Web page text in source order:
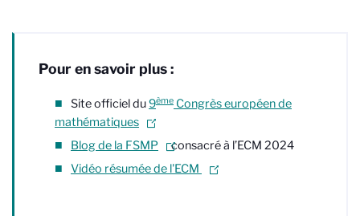
Pour en savoir plus :
Site officiel du9ème Congrès européen de
mathématiques
Blog de la FSMP
consacré à l’ECM 2024
Vidéo résumée de l'ECM